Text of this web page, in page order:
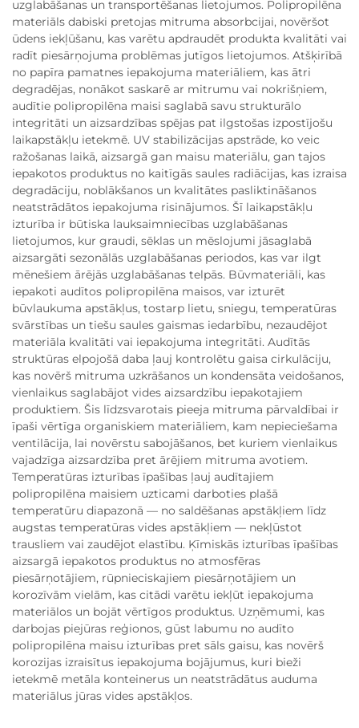
uzglabāšanas un transportēšanas lietojumos. Polipropilēna
materiāls dabiski pretojas mitruma absorbcijai, novēršot
ūdens iekļūšanu, kas varētu apdraudēt produkta kvalitāti vai
radīt piesārņojuma problēmas jutīgos lietojumos. Atšķirībā
no papīra pamatnes iepakojuma materiāliem, kas ātri
degradējas, nonākot saskarē ar mitrumu vai nokrišņiem,
audītie polipropilēna maisi saglabā savu strukturālo
integritāti un aizsardzības spējas pat ilgstošas izpostījošu
laikapstākļu ietekmē. UV stabilizācijas apstrāde, ko veic
ražošanas laikā, aizsargā gan maisu materiālu, gan tajos
iepakotos produktus no kaitīgās saules radiācijas, kas izraisa
degradāciju, noblākšanos un kvalitātes pasliktināšanos
neatstrādātos iepakojuma risinājumos. Šī laikapstākļu
izturība ir būtiska lauksaimniecības uzglabāšanas
lietojumos, kur graudi, sēklas un mēslojumi jāsaglabā
aizsargāti sezonālās uzglabāšanas periodos, kas var ilgt
mēnešiem ārējās uzglabāšanas telpās. Būvmateriāli, kas
iepakoti audītos polipropilēna maisos, var izturēt
būvlaukuma apstākļus, tostarp lietu, sniegu, temperatūras
svārstības un tiešu saules gaismas iedarbību, nezaudējot
materiāla kvalitāti vai iepakojuma integritāti. Audītās
struktūras elpojošā daba ļauj kontrolētu gaisa cirkulāciju,
kas novērš mitruma uzkrāšanos un kondensāta veidošanos,
vienlaikus saglabājot vides aizsardzību iepakotajiem
produktiem. Šis līdzsvarotais pieeja mitruma pārvaldībai ir
īpaši vērtīga organiskiem materiāliem, kam nepieciešama
ventilācija, lai novērstu sabojāšanos, bet kuriem vienlaikus
vajadzīga aizsardzība pret ārējiem mitruma avotiem.
Temperatūras izturības īpašības ļauj audītajiem
polipropilēna maisiem uzticami darboties plašā
temperatūru diapazonā — no saldēšanas apstākļiem līdz
augstas temperatūras vides apstākļiem — nekļūstot
trausliem vai zaudējot elastību. Ķīmiskās izturības īpašības
aizsargā iepakotos produktus no atmosfēras
piesārņotājiem, rūpnieciskajiem piesārņotājiem un
korozīvām vielām, kas citādi varētu iekļūt iepakojuma
materiālos un bojāt vērtīgos produktus. Uzņēmumi, kas
darbojas piejūras reģionos, gūst labumu no audīto
polipropilēna maisu izturības pret sāls gaisu, kas novērš
korozijas izraisītus iepakojuma bojājumus, kuri bieži
ietekmē metāla konteinerus un neatstrādātus auduma
materiālus jūras vides apstākļos.